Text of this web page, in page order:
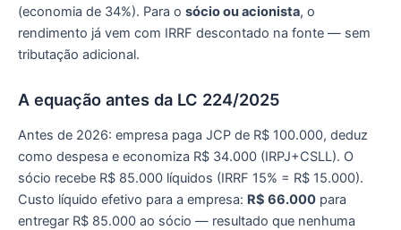
(economia de 34%). Para o sócio ou acionista, o
rendimento já vem com IRRF descontado na fonte — sem
tributação adicional.
A equação antes da LC 224/2025
Antes de 2026: empresa paga JCP de R$ 100.000, deduz
como despesa e economiza R$ 34.000 (IRPJ+CSLL). O
sócio recebe R$ 85.000 líquidos (IRRF 15% = R$ 15.000).
Custo líquido efetivo para a empresa: R$ 66.000 para
entregar R$ 85.000 ao sócio — resultado que nenhuma